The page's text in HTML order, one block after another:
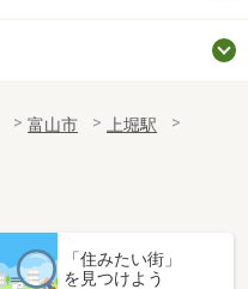
富山市
上堀駅
「住みたい街」
を見つけよう